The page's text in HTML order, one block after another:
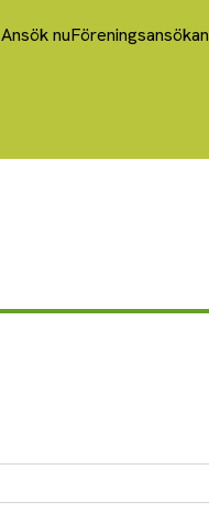
Ansök nuFöreningsansökan